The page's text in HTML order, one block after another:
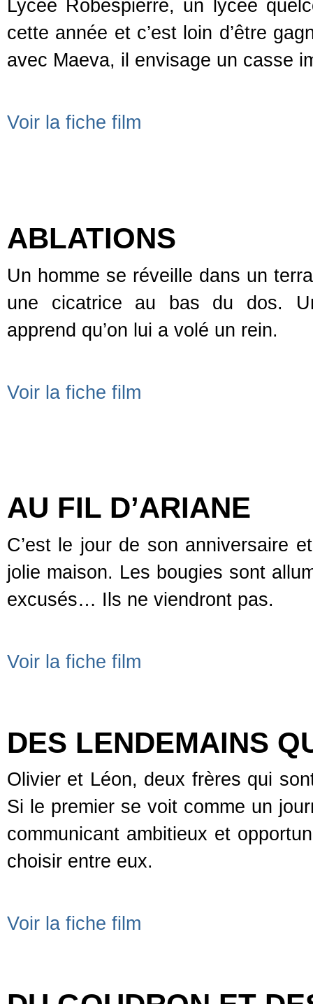
Lycée Robespierre, un lycée
cette année et c’est loin d’être
avec Maeva, il envisage un casse
Voir la fiche film
ABLATIONS
Un homme se réveille dans un
une cicatrice au bas du dos.
apprend qu’on lui a volé un rein.
Voir la fiche film
AU FIL D’ARIANE
C’est le jour de son anniversaire
jolie maison. Les bougies sont
excusés… Ils ne viendront pas.
Voir la fiche film
DES LENDEMAINS
Olivier et Léon, deux frères qui
Si le premier se voit comme un
communicant ambitieux et
choisir entre eux.
Voir la fiche film